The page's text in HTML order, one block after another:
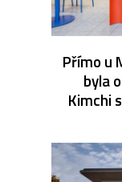
Přímo u
byla
Kimchi